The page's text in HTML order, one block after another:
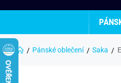
Pánské oblečení Saka